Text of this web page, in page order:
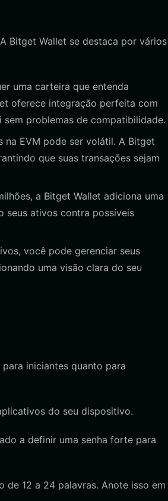
Bitget Wallet se destaca por vários
uma carteira que entenda
oferece integração perfeita com
problemas de compatibilidade.
na EVM pode ser volátil. A Bitget
que suas transações sejam
a Bitget Wallet adiciona uma
seus ativos contra possíveis
você pode gerenciar seus
uma visão clara do seu
iniciantes quanto para
do seu dispositivo.
a definir uma senha forte para
de 12 a 24 palavras. Anote isso em